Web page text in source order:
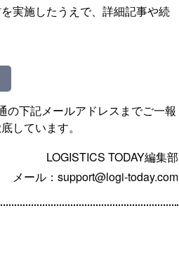
実施したうえで、詳細記事や続
の下記メールアドレスまでご一報
しています。
LOGISTICS TODAY編集部
メール：support@logi-today.com